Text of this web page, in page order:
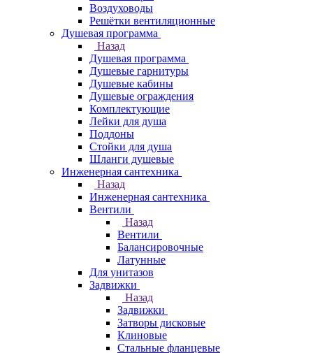
Воздуховоды
Решётки вентиляционные
Душевая программа
Назад
Душевая программа
Душевые гарнитуры
Душевые кабины
Душевые ограждения
Комплектующие
Лейки для душа
Поддоны
Стойки для душа
Шланги душевые
Инженерная сантехника
Назад
Инженерная сантехника
Вентили
Назад
Вентили
Балансировочные
Латунные
Для унитазов
Задвижки
Назад
Задвижки
Затворы дисковые
Клиновые
Стальные фланцевые